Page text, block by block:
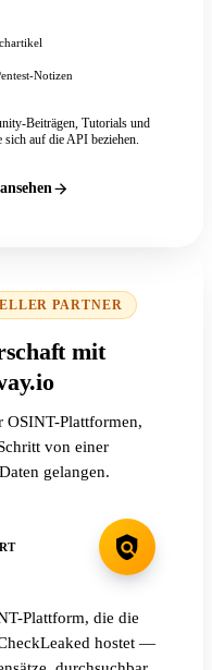
Notizen
Beiträgen, Tutorials und
auf die API beziehen.
PARTNER
mit
Plattformen,
von einer
gelangen.
Plattform, die die
hostet —